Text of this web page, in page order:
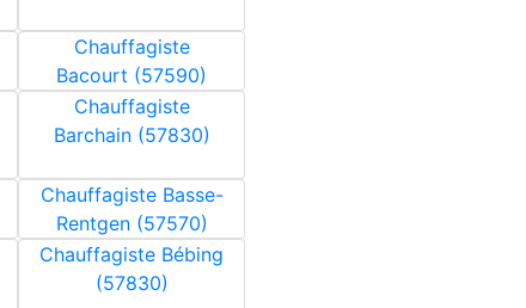
Chauffagiste
Bacourt (57590)
Chauffagiste
Barchain (57830)
Chauffagiste Basse-
Rentgen (57570)
Chauffagiste Bébing
(57830)